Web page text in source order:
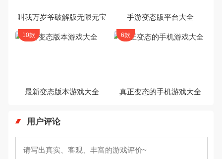
叫我万岁爷破解版无限元宝 手游变态版平台大全
最新变态版本游戏大全
10款
真正变态的手机游戏大全
6款
用户评论